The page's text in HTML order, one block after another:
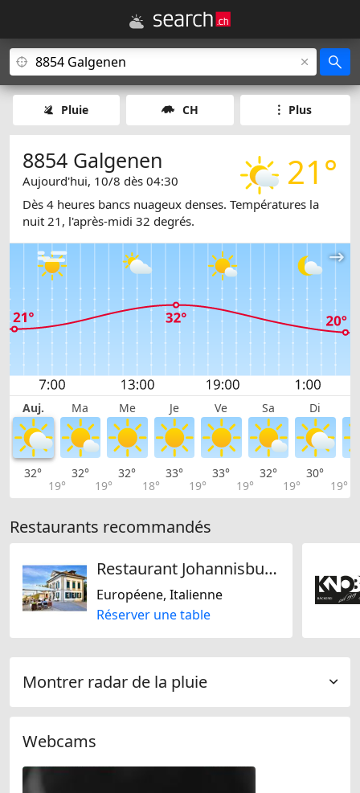
Pluie CH Plus
21°
8854 Galgenen
Aujourd'hui, 10/8 dès 04:30
Dès 4 heures bancs nuageux denses. Températures la
nuit 21, l'après-midi 32 degrés.
Auj. Ma Me Je Ve Sa Di
32°
19°
32°
19°
32°
18°
33°
19°
33°
19°
32°
19°
30°
19°
Restaurants recommandés
Restaurant Johannisburg
Européene, Italienne
Réserver une table
Montrer radar de la pluie
Webcams